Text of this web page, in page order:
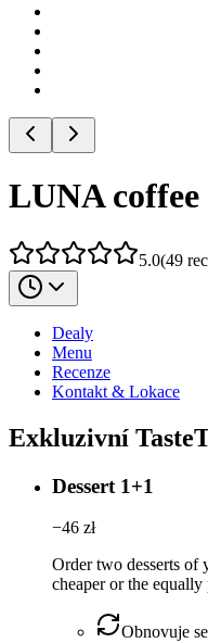
LUNA coffee
5.0(49
Dealy
Menu
Recenze
Kontakt & Lokace
Exkluzivní
Dessert 1+1
−46 zł
Order two desserts of
cheaper or the
Obnovuje